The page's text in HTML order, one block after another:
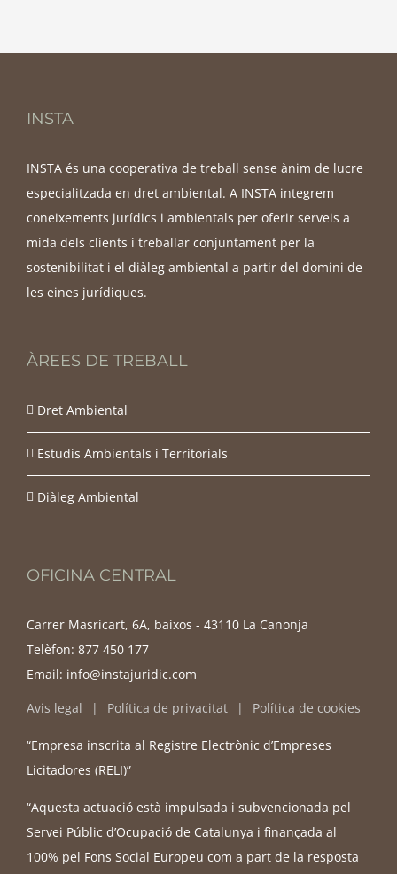
INSTA
INSTA és una cooperativa de treball sense ànim de lucre
especialitzada en dret ambiental. A INSTA integrem
coneixements jurídics i ambientals per oferir serveis a
mida dels clients i treballar conjuntament per la
sostenibilitat i el diàleg ambiental a partir del domini de
les eines jurídiques.
ÀREES DE TREBALL
Dret Ambiental
Estudis Ambientals i Territorials
Diàleg Ambiental
OFICINA CENTRAL
Carrer Masricart, 6A, baixos - 43110 La Canonja
Telèfon: 877 450 177
Email: info@instajuridic.com
Avis legal
Política de privacitat Política de cookies
“Empresa inscrita al Registre Electrònic d’Empreses
Licitadores (RELI)”
“Aquesta actuació està impulsada i subvencionada pel
Servei Públic d’Ocupació de Catalunya i finançada al
100% pel Fons Social Europeu com a part de la resposta